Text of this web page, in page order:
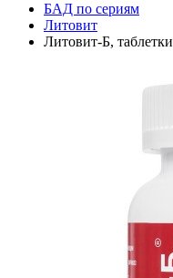
БАД по сериям
Литовит
Литовит-Б, таблетки